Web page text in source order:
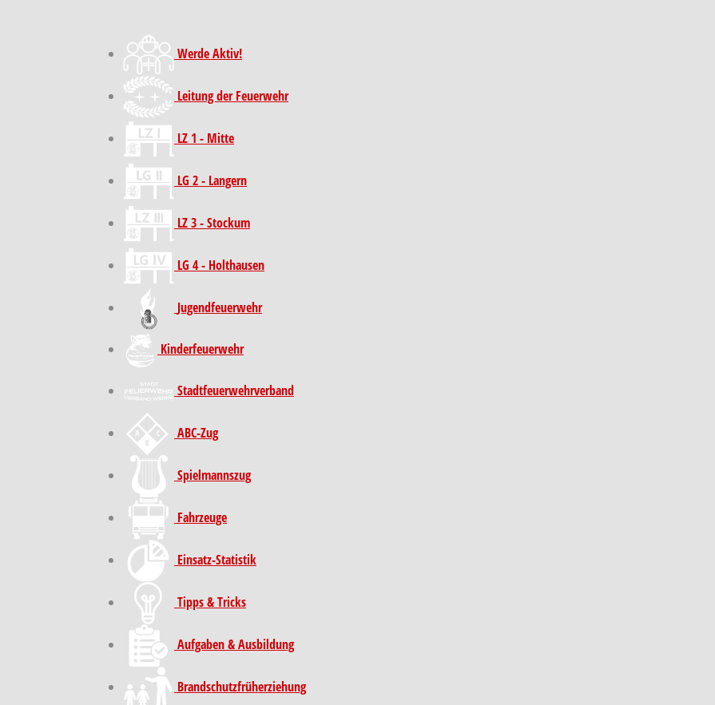
Werde Aktiv!
Leitung der Feuerwehr
LZ 1 - Mitte
LG 2 - Langern
LZ 3 - Stockum
LG 4 - Holthausen
Jugendfeuerwehr
Kinder­feuer­wehr
Stadt­feuer­wehr­verband
ABC-Zug
Spielmannszug
Fahrzeuge
Einsatz-Statistik
Tipps & Tricks
Aufgaben & Ausbildung
Brand­schutz­früh­erziehung